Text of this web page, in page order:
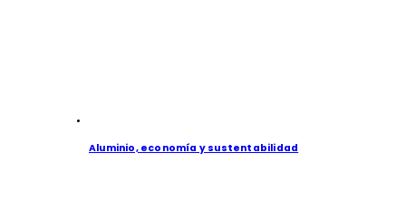
Aluminio, economía y sustentabilidad